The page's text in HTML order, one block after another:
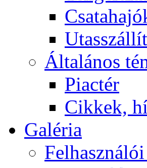
Általános
Piactér
Cikkek,
Galéria